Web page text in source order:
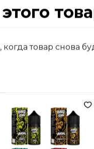
товар снова
мм